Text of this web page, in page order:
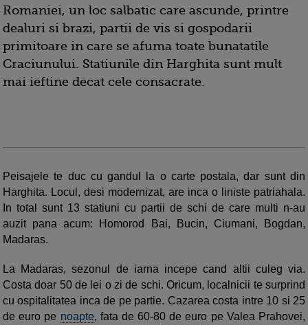
Romaniei, un loc salbatic care ascunde, printre
dealuri si brazi, partii de vis si gospodarii
primitoare in care se afuma toate bunatatile
Craciunului. Statiunile din Harghita sunt mult
mai ieftine decat cele consacrate.
Peisajele te duc cu gandul la o carte postala, dar sunt din
Harghita. Locul, desi modernizat, are inca o liniste patriahala.
In total sunt 13 statiuni cu partii de schi de care multi n-au
auzit pana acum: Homorod Bai, Bucin, Ciumani, Bogdan,
Madaras.
La Madaras, sezonul de iarna incepe cand altii culeg via.
Costa doar 50 de lei o zi de schi. Oricum, localnicii te surprind
cu ospitalitatea inca de pe partie. Cazarea costa intre 10 si 25
de euro pe noapte, fata de 60-80 de euro pe Valea Prahovei,